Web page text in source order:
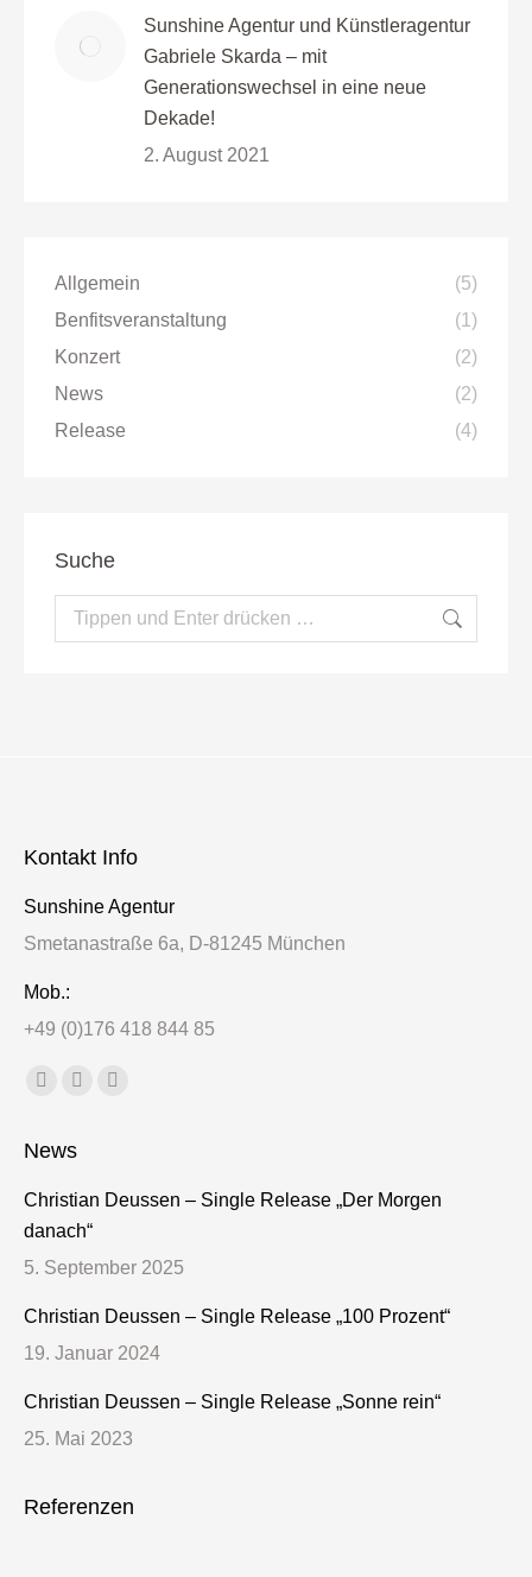
Sunshine Agentur und Künstleragentur
Gabriele Skarda – mit
Generationswechsel in eine neue
Dekade!
2. August 2021
Allgemein
(5)
Benfitsveranstaltung
(1)
Konzert
(2)
News
(2)
Release
(4)
Suche
Search:
Kontakt Info
Sunshine Agentur
Smetanastraße 6a, D-81245 München
Mob.:
+49 (0)176 418 844 85
Finden Sie uns auf:
opensopens
News
Christian Deussen – Single Release „Der Morgen
danach“
5. September 2025
Christian Deussen – Single Release „100 Prozent“
19. Januar 2024
Christian Deussen – Single Release „Sonne rein“
25. Mai 2023
Referenzen